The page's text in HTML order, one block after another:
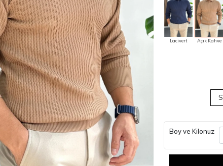
Lacivert Açık Kahve
S
Boy ve Kilonuz